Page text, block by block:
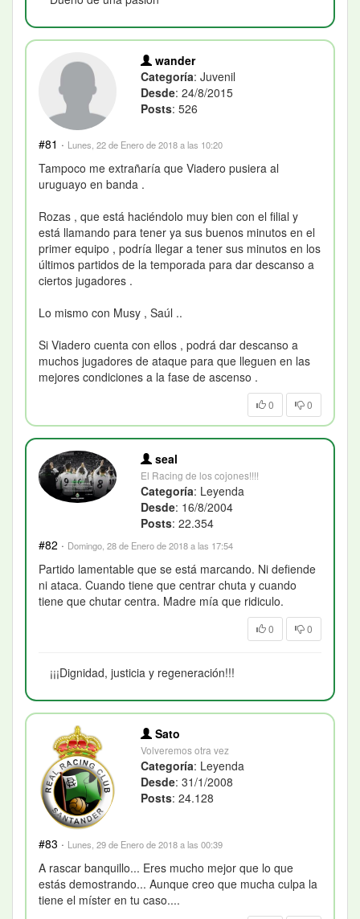
wander
Categoría: Juvenil
Desde: 24/8/2015
Posts: 526
#81 · Lunes, 22 de Enero de 2018 a las 10:20
Tampoco me extrañaría que Viadero pusiera al
uruguayo en banda .
Rozas , que está haciéndolo muy bien con el filial y
está llamando para tener ya sus buenos minutos en el
primer equipo , podría llegar a tener sus minutos en los
últimos partidos de la temporada para dar descanso a
ciertos jugadores .
Lo mismo con Musy , Saúl ..
Si Viadero cuenta con ellos , podrá dar descanso a
muchos jugadores de ataque para que lleguen en las
mejores condiciones a la fase de ascenso .
0 0
seal
El Racing de los cojones!!!!
Categoría: Leyenda
Desde: 16/8/2004
Posts: 22.354
#82 · Domingo, 28 de Enero de 2018 a las 17:54
Partido lamentable que se está marcando. Ni defiende
ni ataca. Cuando tiene que centrar chuta y cuando
tiene que chutar centra. Madre mía que ridiculo.
0 0
¡¡¡Dignidad, justicia y regeneración!!!
Sato
Volveremos otra vez
Categoría: Leyenda
Desde: 31/1/2008
Posts: 24.128
#83 · Lunes, 29 de Enero de 2018 a las 00:39
A rascar banquillo... Eres mucho mejor que lo que
estás demostrando... Aunque creo que mucha culpa la
tiene el míster en tu caso....